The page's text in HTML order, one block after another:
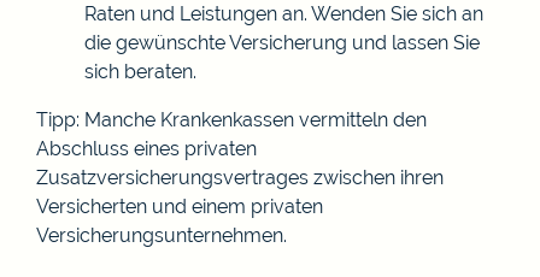
Raten und Leistungen an. Wenden Sie sich an
die gewünschte Versicherung und lassen Sie
sich beraten.
Tipp: Manche Krankenkassen vermitteln den
Abschluss eines privaten
Zusatzversicherungsvertrages zwischen ihren
Versicherten und einem privaten
Versicherungsunternehmen.